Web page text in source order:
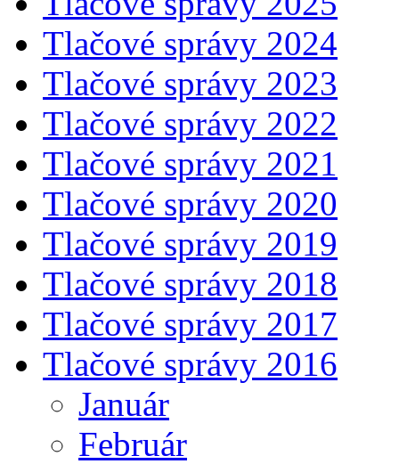
Tlačové správy 2024
Tlačové správy 2023
Tlačové správy 2022
Tlačové správy 2021
Tlačové správy 2020
Tlačové správy 2019
Tlačové správy 2018
Tlačové správy 2017
Tlačové správy 2016
Január
Február